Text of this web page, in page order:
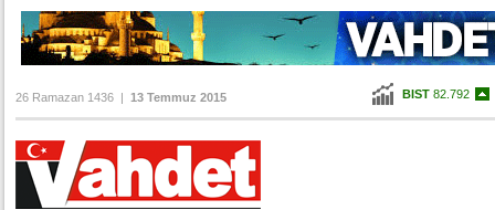
BIST 82.792
26 Ramazan 1436 | 13 Temmuz 2015